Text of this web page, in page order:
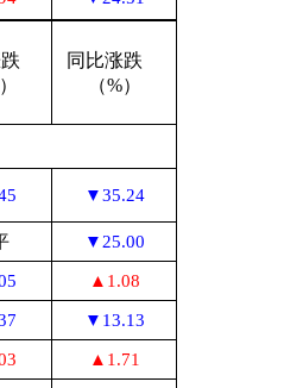
跌
同比涨跌
（%）
▼35.24
▼25.00
▲1.08
▼13.13
▲1.71